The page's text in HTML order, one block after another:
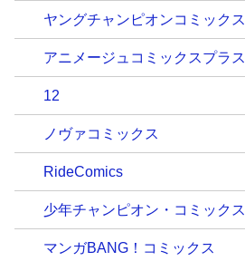
ヤングチャンピオンコミックス
アニメージュコミックスプラス
12
ノヴァコミックス
RideComics
少年チャンピオン・コミックス
マンガBANG！コミックス